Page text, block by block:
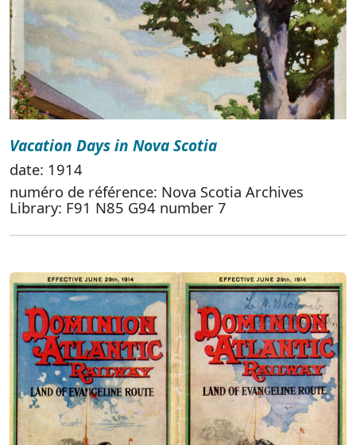
Vacation Days in Nova Scotia
date: 1914
numéro de référence: Nova Scotia Archives
Library: F91 N85 G94 number 7